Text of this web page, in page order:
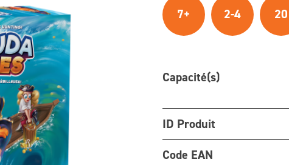
7+ 2-4 20
Capacité(s)
ID Produit
Code EAN